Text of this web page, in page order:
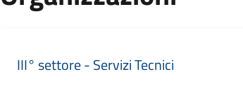
III° settore - Servizi Tecnici